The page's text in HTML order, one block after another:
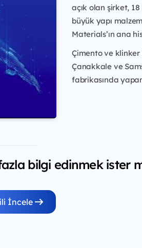
açık olan şirket,
büyük yapı
Materials’ın ana
Çimento ve
Çanakkale ve
fabrikasında
bilgi edinmek ister
İncele